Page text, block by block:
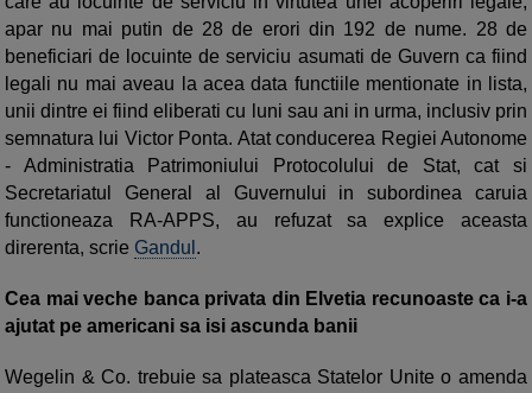
apar nu mai putin de 28 de erori din 192 de nume. 28 de
beneficiari de locuinte de serviciu asumati de Guvern ca fiind
legali nu mai aveau la acea data functiile mentionate in lista,
unii dintre ei fiind eliberati cu luni sau ani in urma, inclusiv prin
semnatura lui Victor Ponta. Atat conducerea Regiei Autonome
- Administratia Patrimoniului Protocolului de Stat, cat si
Secretariatul General al Guvernului in subordinea caruia
functioneaza RA-APPS, au refuzat sa explice aceasta
direrenta, scrie Gandul .
Cea mai veche banca privata din Elvetia recunoaste ca i-a
ajutat pe americani sa isi ascunda banii
Wegelin & Co. trebuie sa plateasca Statelor Unite o amenda